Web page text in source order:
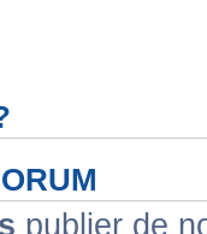
publier de